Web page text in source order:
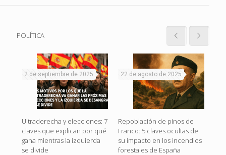
POLÍTICA
2 de septiembre de 2025
Ultraderecha y elecciones: 7
claves que explican por qué
gana mientras la izquierda
se divide
22 de agosto de 2025
Repoblación de pinos de
Franco: 5 claves ocultas de
su impacto en los incendios
forestales de España